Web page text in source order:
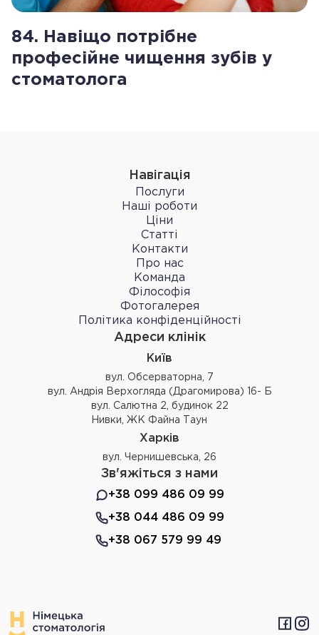
84. Навіщо потрібне
професійне чищення зубів у
стоматолога
Навігація
Послуги
Наші роботи
Ціни
Статті
Контакти
Про нас
Команда
Філософія
Фотогалерея
Політика конфіденційності
Адреси клінік
Київ
вул. Обсерваторна, 7
вул. Андрія Верхогляда (Драгомирова) 16- Б
вул. Салютна 2, будинок 22
Нивки, ЖК Файна Таун
Харків
вул. Чернишевська, 26
Зв'яжіться з нами
+38 099 486 09 99
+38 044 486 09 99
+38 067 579 99 49